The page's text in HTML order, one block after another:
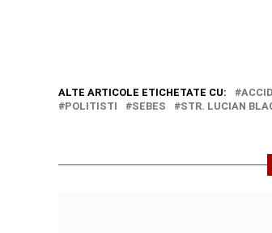
ALTE ARTICOLE ETICHETATE CU:
POLITISTI
SEBES STR. LUCIAN